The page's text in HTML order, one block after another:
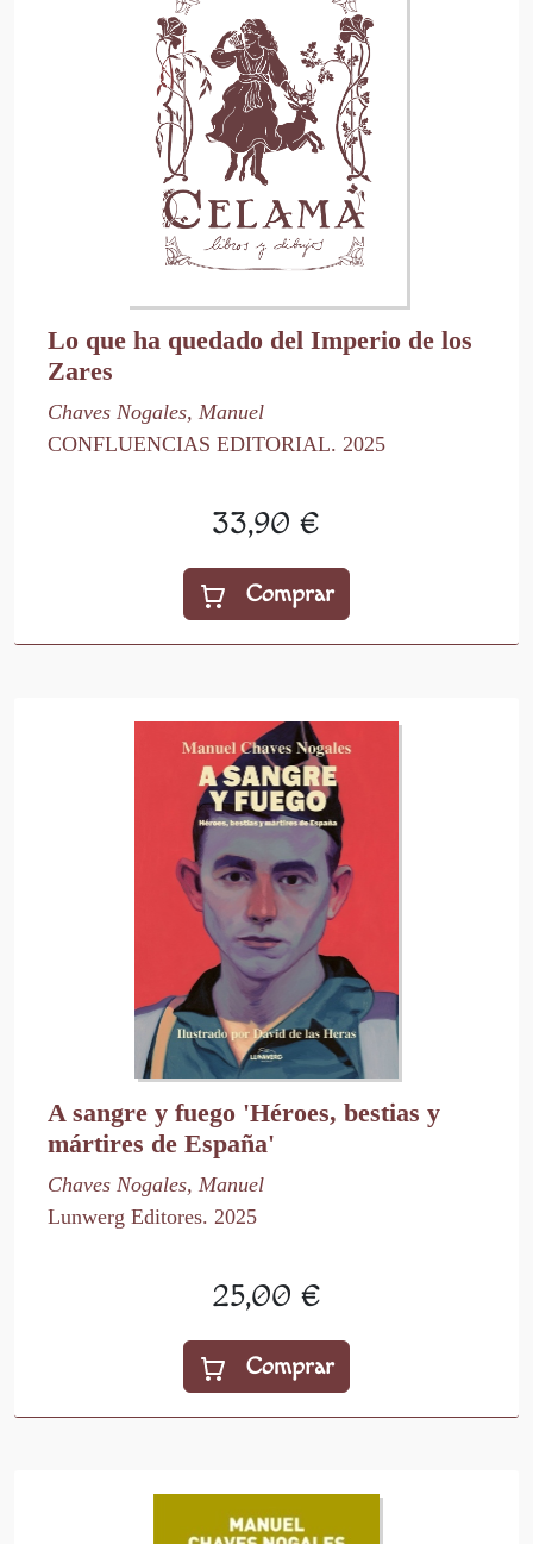
Lo que ha quedado del Imperio de los
Zares
Chaves Nogales, Manuel
CONFLUENCIAS EDITORIAL. 2025
33,90 €
Comprar
A sangre y fuego 'Héroes, bestias y
mártires de España'
Chaves Nogales, Manuel
Lunwerg Editores. 2025
25,00 €
Comprar